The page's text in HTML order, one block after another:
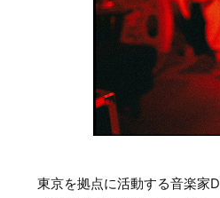
東京を拠点に活動する音楽家